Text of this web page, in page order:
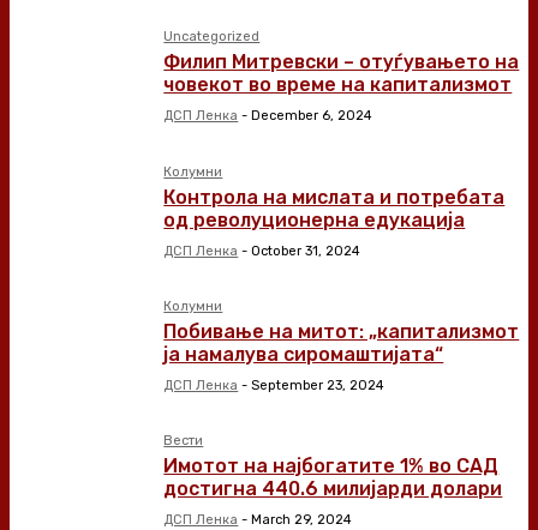
Uncategorized
Филип Митревски – отуѓувањето на
човекот во време на капитализмот
ДСП Ленка - December 6, 2024
Колумни
Контрола на мислата и потребата
од револуционерна едукација
ДСП Ленка - October 31, 2024
Колумни
Побивање на митот: „капитализмот
ја намалува сиромаштијата“
ДСП Ленка - September 23, 2024
Вести
Имотот на најбогатите 1% во САД
достигна 440.6 милијарди долари
ДСП Ленка - March 29, 2024